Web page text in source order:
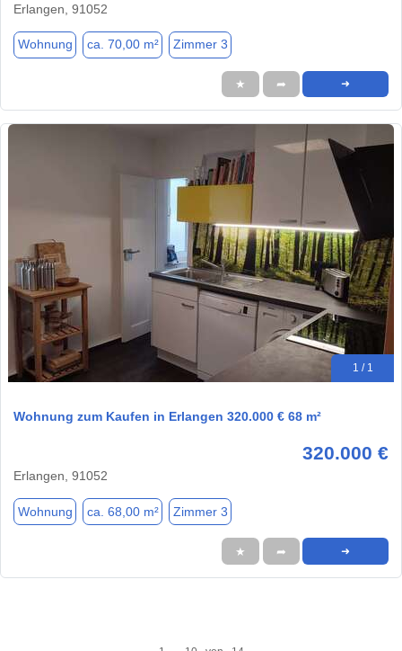
Erlangen, 91052
Wohnung ca. 70,00 m² Zimmer 3
★ ➦ ➜
1 / 1
Wohnung zum Kaufen in Erlangen 320.000 € 68 m²
320.000 €
Erlangen, 91052
Wohnung ca. 68,00 m² Zimmer 3
★ ➦ ➜